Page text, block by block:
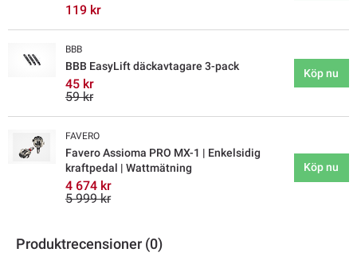
119 kr
BBB
BBB EasyLift däckavtagare 3-pack
45 kr
59 kr
Köp nu
FAVERO
Favero Assioma PRO MX-1 | Enkelsidig
kraftpedal | Wattmätning
4 674 kr
5 999 kr
Köp nu
Produktrecensioner (0)